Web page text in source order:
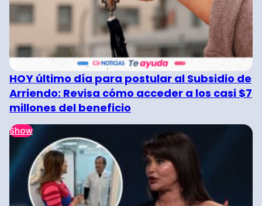
HOY último día para postular al Subsidio de
Arriendo: Revisa cómo acceder a los casi $7
millones del beneficio
Show